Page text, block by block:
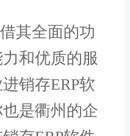
其全面的功
和优质的服
销存ERP软
是衢州的企